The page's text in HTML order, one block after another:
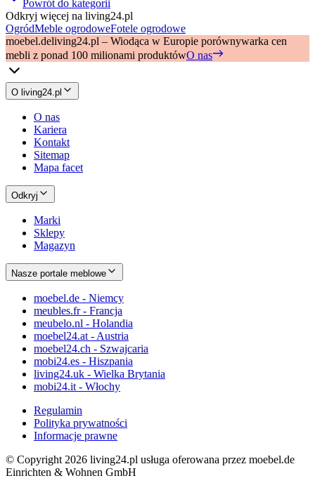
Powrót do kategorii
Odkryj więcej na living24.pl
OgródMeble ogrodoweFotele ogrodowe
moebel.deliving24.pl – Wiodąca w Europie porównywarka cen
mebli z ponad 100 milionami produktówO nas
O living24.pl
O nas
Kariera
Kontakt
Sitemap
Mapa facet
Odkryj
Marki
Sklepy
Magazyn
Nasze portale meblowe
moebel.de - Niemcy
meubles.fr - Francja
meubelo.nl - Holandia
moebel24.at - Austria
moebel24.ch - Szwajcaria
mobi24.es - Hiszpania
living24.uk - Wielka Brytania
mobi24.it - Włochy
Regulamin
Polityka prywatności
Informacje prawne
© Copyright 2026 living24.pl usługa oferowana przez moebel.de
Einrichten & Wohnen GmbH